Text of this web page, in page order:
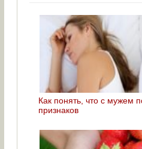
Как понять, что с мужем
признаков